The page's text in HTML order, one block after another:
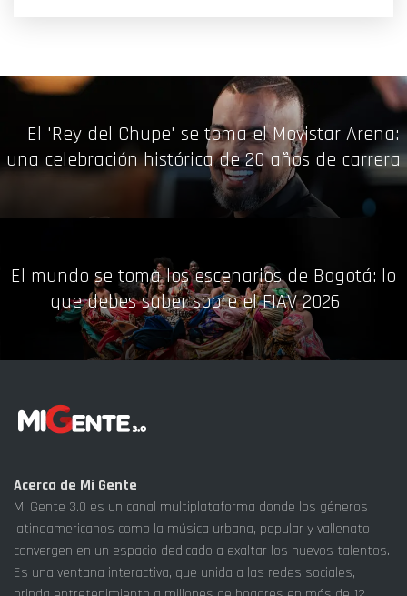
El 'Rey del Chupe' se toma el Movistar Arena:
una celebración histórica de 20 años de carrera
El mundo se toma los escenarios de Bogotá: lo
que debes saber sobre el FIAV 2026
Acerca de Mi Gente
Mi Gente 3.0 es un canal multiplataforma donde los géneros
latinoamericanos como la música urbana, popular y vallenato
convergen en un espacio dedicado a exaltar los nuevos talentos.
Es una ventana interactiva, que unida a las redes sociales,